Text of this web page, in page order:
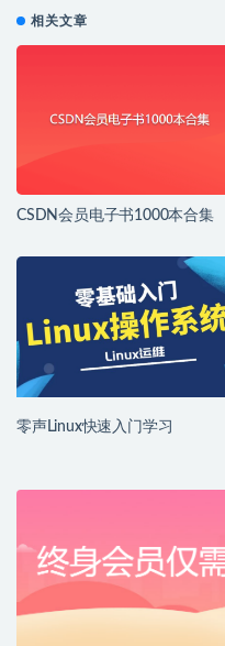
相关文章
CSDN会员电子书1000本合集
零声Linux快速入门学习